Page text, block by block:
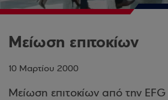
Μείωση επιτοκίων
10 Μαρτίου 2000
Μείωση επιτοκίων από την EFG